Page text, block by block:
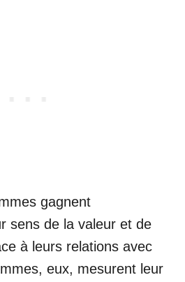
gagnent
sens de la valeur et de
à leurs relations avec
eux, mesurent leur